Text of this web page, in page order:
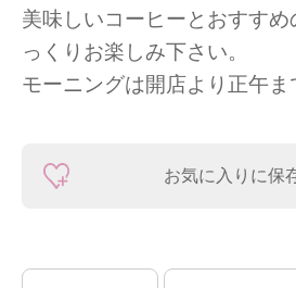
美味しいコーヒーとおすす
っくりお楽しみ下さい。
モーニングは開店より正午ま
お気に入りに保